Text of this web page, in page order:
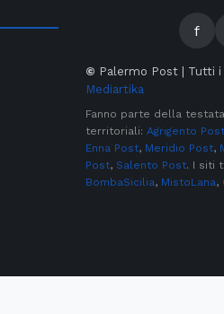
f
© Palermo Post | Tutti
Mediartika
Fanno parte della
territoriali:Agrigento Post
Enna Post, Meridio Post,
Post, Salento Post. I siti
BombaSicilia, MistoLana,